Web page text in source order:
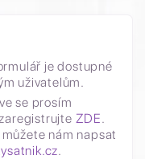
je dostupné
uživatelům.
se prosím
ZDE.
nám napsat
.